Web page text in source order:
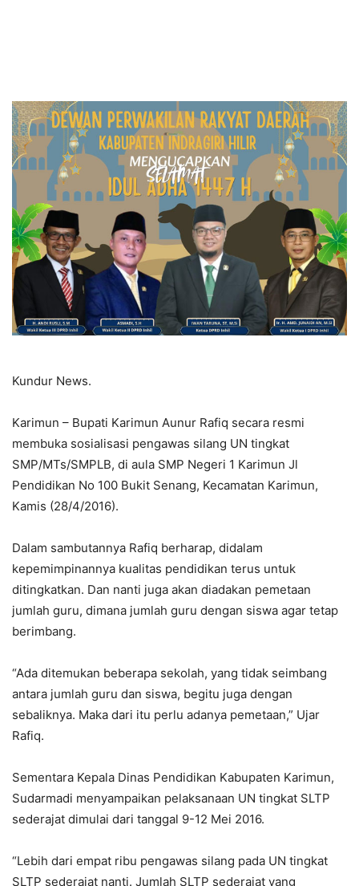
Kundur News.
Karimun – Bupati Karimun Aunur Rafiq secara resmi
membuka sosialisasi pengawas silang UN tingkat
SMP/MTs/SMPLB, di aula SMP Negeri 1 Karimun Jl
Pendidikan No 100 Bukit Senang, Kecamatan Karimun,
Kamis (28/4/2016).
Dalam sambutannya Rafiq berharap, didalam
kepemimpinannya kualitas pendidikan terus untuk
ditingkatkan. Dan nanti juga akan diadakan pemetaan
jumlah guru, dimana jumlah guru dengan siswa agar tetap
berimbang.
“Ada ditemukan beberapa sekolah, yang tidak seimbang
antara jumlah guru dan siswa, begitu juga dengan
sebaliknya. Maka dari itu perlu adanya pemetaan,” Ujar
Rafiq.
Sementara Kepala Dinas Pendidikan Kabupaten Karimun,
Sudarmadi menyampaikan pelaksanaan UN tingkat SLTP
sederajat dimulai dari tanggal 9-12 Mei 2016.
“Lebih dari empat ribu pengawas silang pada UN tingkat
SLTP sederajat nanti. Jumlah SLTP sederajat yang